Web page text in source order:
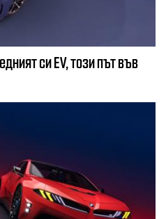
си EV, този път във